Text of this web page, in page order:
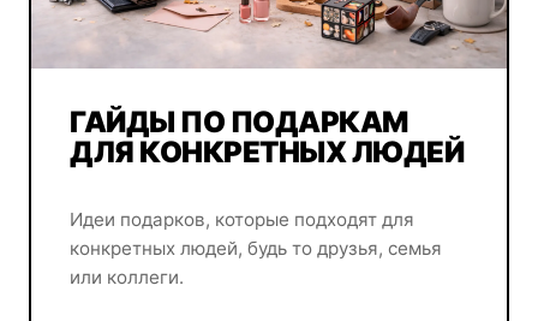
ГАЙДЫ ПО ПОДАРКАМ
ДЛЯ КОНКРЕТНЫХ ЛЮДЕЙ
Идеи подарков, которые подходят для
конкретных людей, будь то друзья, семья
или коллеги.